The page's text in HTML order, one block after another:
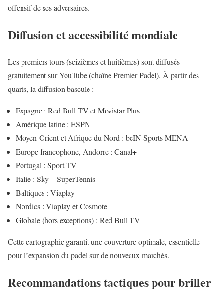
offensif de ses adversaires.
Diffusion et accessibilité mondiale
Les premiers tours (seizièmes et huitièmes) sont diffusés
gratuitement sur YouTube (chaîne Premier Padel). À partir des
quarts, la diffusion bascule :
Espagne : Red Bull TV et Movistar Plus
Amérique latine : ESPN
Moyen-Orient et Afrique du Nord : beIN Sports MENA
Europe francophone, Andorre : Canal+
Portugal : Sport TV
Italie : Sky – SuperTennis
Baltiques : Viaplay
Nordics : Viaplay et Cosmote
Globale (hors exceptions) : Red Bull TV
Cette cartographie garantit une couverture optimale, essentielle
pour l’expansion du padel sur de nouveaux marchés.
Recommandations tactiques pour briller